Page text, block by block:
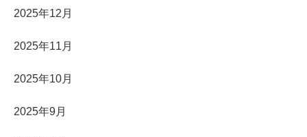
2025年12月
2025年11月
2025年10月
2025年9月